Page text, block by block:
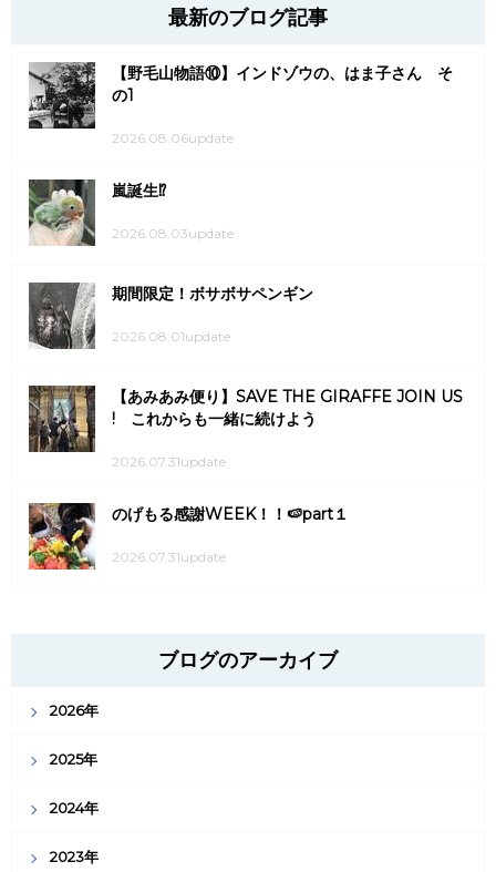
最新のブログ記事
【野毛山物語⑩】インドゾウの、はま子さん そ
の1
2026.08.06update
嵐誕生⁉
2026.08.03update
期間限定！ボサボサペンギン
2026.08.01update
【あみあみ便り】SAVE THE GIRAFFE JOIN US
! これからも一緒に続けよう
2026.07.31update
のげもる感謝WEEK！！🍉part１
2026.07.31update
ブログのアーカイブ
2026年
2025年
2024年
2023年